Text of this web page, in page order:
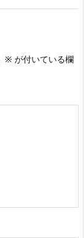
※ が付いている欄